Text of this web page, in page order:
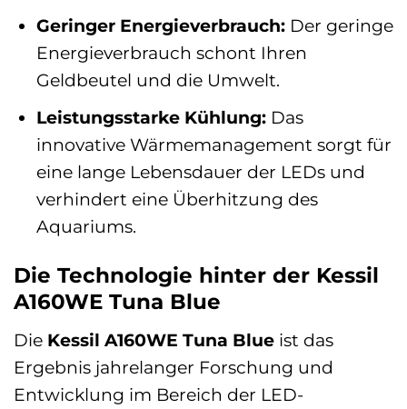
Geringer Energieverbrauch:Der geringe
Energieverbrauch schont Ihren
Geldbeutel und die Umwelt.
Leistungsstarke Kühlung:Das
innovative Wärmemanagement sorgt für
eine lange Lebensdauer der LEDs und
verhindert eine Überhitzung des
Aquariums.
Die Technologie hinter der Kessil
A160WE Tuna Blue
Die Kessil A160WE Tuna Blue ist das
Ergebnis jahrelanger Forschung und
Entwicklung im Bereich der LED-